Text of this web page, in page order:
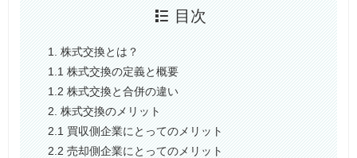
目次
1. 株式交換とは？
1.1 株式交換の定義と概要
1.2 株式交換と合併の違い
2. 株式交換のメリット
2.1 買収側企業にとってのメリット
2.2 売却側企業にとってのメリット